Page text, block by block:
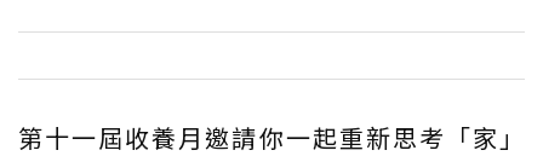
第十一屆收養月邀請你一起重新思考「家」